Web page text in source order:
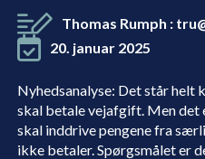
Nyhedsanalyse: Det står helt
skal betale vejafgift. Men det
skal inddrive pengene fra
ikke betaler. Spørgsmålet er
Thomas Rumph :
20. januar 2025